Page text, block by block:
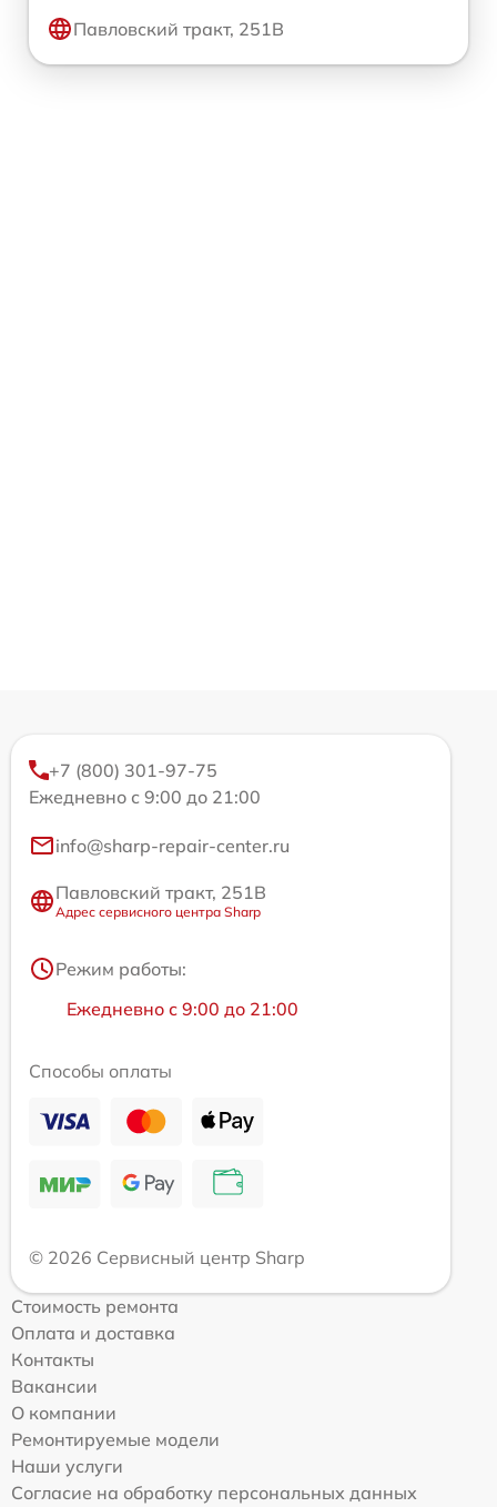
Павловский тракт, 251В
+7 (800) 301-97-75
Ежедневно с 9:00 до 21:00
info@sharp-repair-center.ru
Павловский тракт, 251В
Адрес сервисного центра Sharp
Режим работы:
Ежедневно с 9:00 до 21:00
Способы оплаты
© 2026 Сервисный центр Sharp
Стоимость ремонта
Оплата и доставка
Контакты
Вакансии
О компании
Ремонтируемые модели
Наши услуги
Согласие на обработку персональных данных